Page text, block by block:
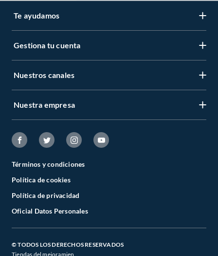
Te ayudamos
Gestiona tu cuenta
Nuestros canales
Nuestra empresa
Términos y condiciones
Política de cookies
Política de privacidad
Oficial Datos Personales
© TODOS LOS DERECHOS RESERVADOS
Tiendas del mejoramien